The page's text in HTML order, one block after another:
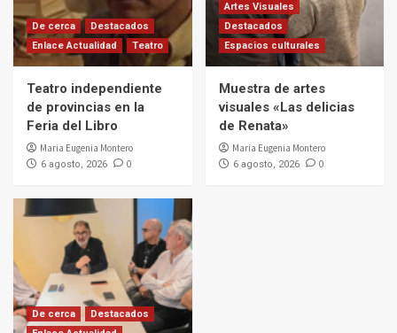
De cerca
Destacados
Enlace Actualidad
Teatro
Teatro independiente
de provincias en la
Feria del Libro
Maria Eugenia Montero
6 agosto, 2026 0
Artes Visuales
Destacados
Espacios culturales
Muestra de artes
visuales «Las delicias
de Renata»
Maria Eugenia Montero
6 agosto, 2026 0
De cerca
Destacados